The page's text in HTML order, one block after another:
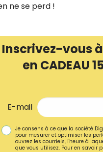
ne se perd !
Inscrivez-vous
en CADEAU
E-mail
Je consens à ce que la société
pour mesurer et optimiser les
ouvrez les courriels, l'heure à
que vous utilisez. Pour en savoir